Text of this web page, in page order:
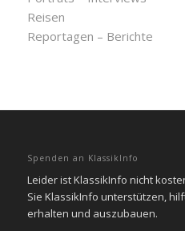
Reisen
Reportagen – Berichte
Spenden an KlassikInfo
Leider ist KlassikInfo nicht
Sie KlassikInfo unterstützen,
erhalten und auszubauen.